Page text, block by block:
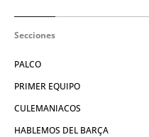
Secciones
PALCO
PRIMER EQUIPO
CULEMANIACOS
HABLEMOS DEL BARÇA